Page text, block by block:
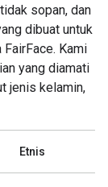
sopan, dan
dibuat untuk
Kami
yang diamati
jenis kelamin,
Etnis